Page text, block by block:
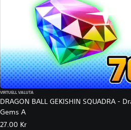
DRAGON BALL GEKISHIN SQUADRA -
Gems A
VIRTUELL VALUTA
27.00 Kr